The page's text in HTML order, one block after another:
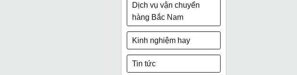
Dịch vụ vận chuyển
hàng Bắc Nam
Kinh nghiệm hay
Tin tức